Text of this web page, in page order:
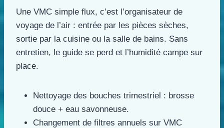
Une VMC simple flux, c’est l’organisateur de
voyage de l’air : entrée par les pièces sèches,
sortie par la cuisine ou la salle de bains. Sans
entretien, le guide se perd et l’humidité campe sur
place.
Nettoyage des bouches trimestriel : brosse
douce + eau savonneuse.
Changement de filtres annuels sur VMC